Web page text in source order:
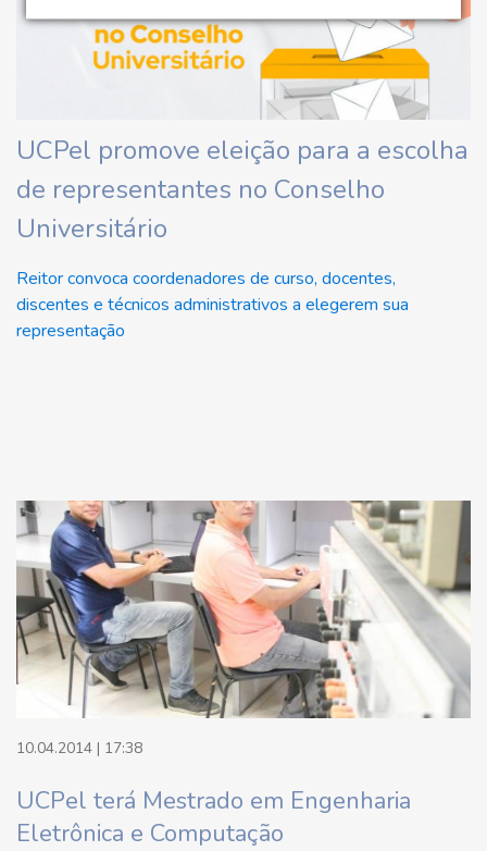
UCPel promove eleição para a escolha
de representantes no Conselho
Universitário
Reitor convoca coordenadores de curso, docentes,
discentes e técnicos administrativos a elegerem sua
representação
10.04.2014 | 17:38
UCPel terá Mestrado em Engenharia
Eletrônica e Computação